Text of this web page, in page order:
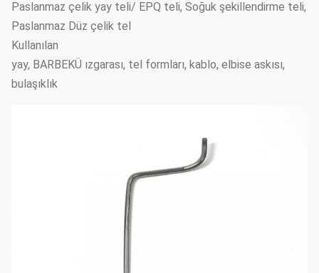
Paslanmaz çelik yay teli/ EPQ teli, Soğuk şekillendirme teli,
Paslanmaz Düz çelik tel
Kullanılan
yay, BARBEKÜ ızgarası, tel formları, kablo, elbise askısı,
bulaşıklık